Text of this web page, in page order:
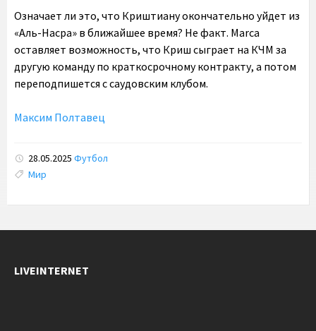
Означает ли это, что Криштиану окончательно уйдет из
«Аль-Насра» в ближайшее время? Не факт. Marca
оставляет возможность, что Криш сыграет на КЧМ за
другую команду по краткосрочному контракту, а потом
переподпишется с саудовским клубом.
Максим Полтавец
28.05.2025 Футбол
Tags:
Мир
LIVEINTERNET